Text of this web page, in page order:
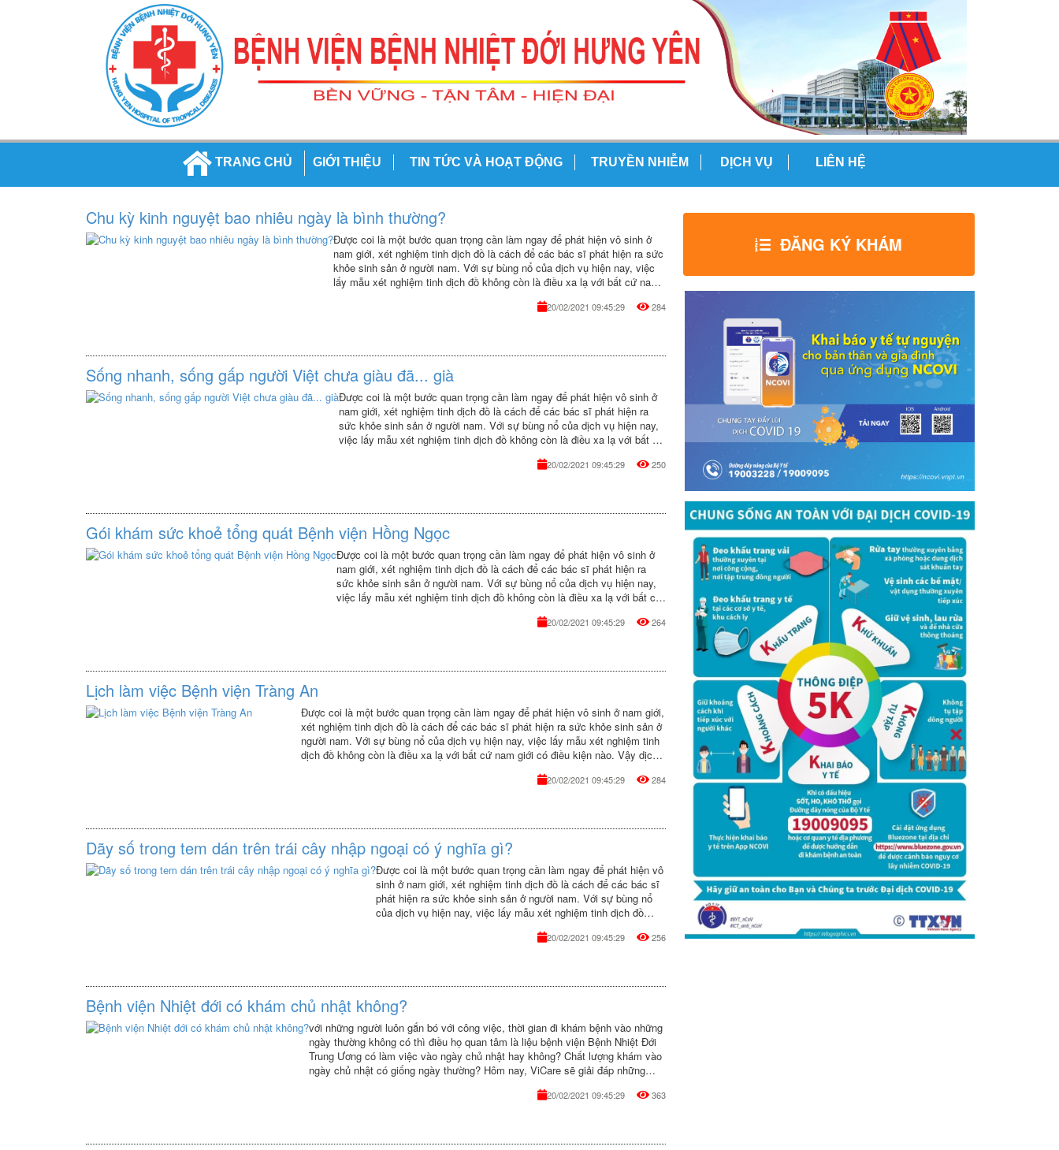
TRANG CHỦ GIỚI THIỆU TIN TỨC VÀ HOẠT ĐỘNG TRUYỀN NHIỄM DỊCH VỤ LIÊN HỆ
Chu kỳ kinh nguyệt bao nhiêu ngày là bình thường?
Được coi là một bước quan trọng cần làm ngay để phát hiện vô sinh ở
nam giới, xét nghiệm tinh dịch đồ là cách để các bác sĩ phát hiện ra sức
khỏe sinh sản ở người nam. Với sự bùng nổ của dịch vụ hiện nay, việc
lấy mẫu xét nghiệm tinh dịch đồ không còn là điều xa lạ với bất cứ nam
20/02/2021 09:45:29 284
Sống nhanh, sống gấp người Việt chưa giàu đã... già
Được coi là một bước quan trọng cần làm ngay để phát hiện vô sinh ở
nam giới, xét nghiệm tinh dịch đồ là cách để các bác sĩ phát hiện ra
sức khỏe sinh sản ở người nam. Với sự bùng nổ của dịch vụ hiện nay,
việc lấy mẫu xét nghiệm tinh dịch đồ không còn là điều xa lạ với bất cứ
20/02/2021 09:45:29 250
Gói khám sức khoẻ tổng quát Bệnh viện Hồng Ngọc
Được coi là một bước quan trọng cần làm ngay để phát hiện vô sinh ở
nam giới, xét nghiệm tinh dịch đồ là cách để các bác sĩ phát hiện ra
sức khỏe sinh sản ở người nam. Với sự bùng nổ của dịch vụ hiện nay,
việc lấy mẫu xét nghiệm tinh dịch đồ không còn là điều xa lạ với bất cứ
20/02/2021 09:45:29 264
Lịch làm việc Bệnh viện Tràng An
Được coi là một bước quan trọng cần làm ngay để phát hiện vô sinh ở nam giới,
xét nghiệm tinh dịch đồ là cách để các bác sĩ phát hiện ra sức khỏe sinh sản ở
người nam. Với sự bùng nổ của dịch vụ hiện nay, việc lấy mẫu xét nghiệm tinh
dịch đồ không còn là điều xa lạ với bất cứ nam giới có điều kiện nào. Vậy dịch
20/02/2021 09:45:29 284
Dãy số trong tem dán trên trái cây nhập ngoại có ý nghĩa gì?
Được coi là một bước quan trọng cần làm ngay để phát hiện vô
sinh ở nam giới, xét nghiệm tinh dịch đồ là cách để các bác sĩ
phát hiện ra sức khỏe sinh sản ở người nam. Với sự bùng nổ
của dịch vụ hiện nay, việc lấy mẫu xét nghiệm tinh dịch đồ
20/02/2021 09:45:29 256
Bệnh viện Nhiệt đới có khám chủ nhật không?
với những người luôn gắn bó với công việc, thời gian đi khám bệnh vào những
ngày thường không có thì điều họ quan tâm là liệu bệnh viện Bệnh Nhiệt Đới
Trung Ương có làm việc vào ngày chủ nhật hay không? Chất lượng khám vào
ngày chủ nhật có giống ngày thường? Hôm nay, ViCare sẽ giải đáp những
20/02/2021 09:45:29 363
ĐĂNG KÝ KHÁM